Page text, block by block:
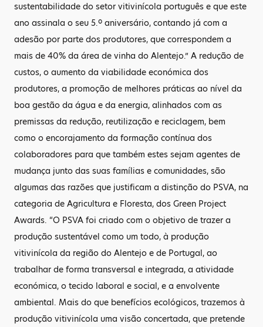
sustentabilidade do setor vitivinícola português e que este
ano assinala o seu 5.º aniversário, contando já com a
adesão por parte dos produtores, que correspondem a
mais de 40% da área de vinha do Alentejo.” A redução de
custos, o aumento da viabilidade económica dos
produtores, a promoção de melhores práticas ao nível da
boa gestão da água e da energia, alinhados com as
premissas da redução, reutilização e reciclagem, bem
como o encorajamento da formação contínua dos
colaboradores para que também estes sejam agentes de
mudança junto das suas famílias e comunidades, são
algumas das razões que justificam a distinção do PSVA, na
categoria de Agricultura e Floresta, dos Green Project
Awards. “O PSVA foi criado com o objetivo de trazer a
produção sustentável como um todo, à produção
vitivinícola da região do Alentejo e de Portugal, ao
trabalhar de forma transversal e integrada, a atividade
económica, o tecido laboral e social, e a envolvente
ambiental. Mais do que benefícios ecológicos, trazemos à
produção vitivinícola uma visão concertada, que pretende